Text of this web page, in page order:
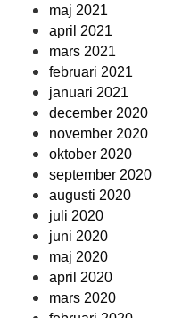
maj 2021
april 2021
mars 2021
februari 2021
januari 2021
december 2020
november 2020
oktober 2020
september 2020
augusti 2020
juli 2020
juni 2020
maj 2020
april 2020
mars 2020